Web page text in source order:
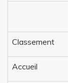
Classement
Accueil